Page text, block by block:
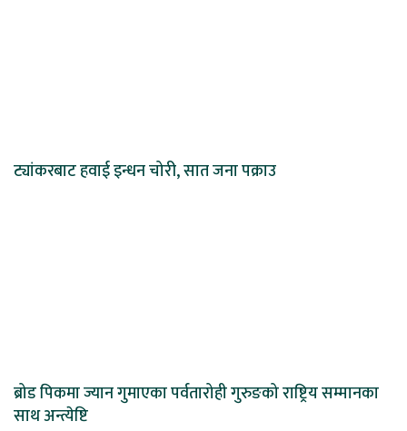
ट्यांकरबाट हवाई इन्धन चोरी, सात जना पक्राउ
ब्रोड पिकमा ज्यान गुमाएका पर्वतारोही गुरुङको राष्ट्रिय सम्मानका
साथ अन्त्येष्टि